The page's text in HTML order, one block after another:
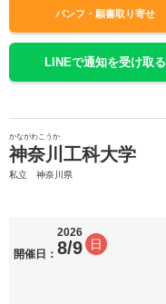
パンフ・願書取り寄せ
LINEで通知を受け取る
かながわこうか
神奈川工科大学
私立 神奈川県
開催日：
2026
8/9 日